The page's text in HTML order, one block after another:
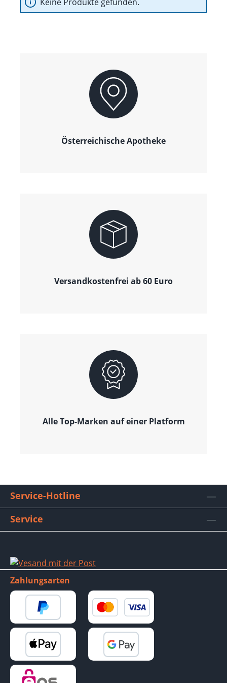
Österreichische Apotheke
Versandkostenfrei ab 60 Euro
Alle Top-Marken auf einer Platform
Service-Hotline
Service
Zahlungsarten